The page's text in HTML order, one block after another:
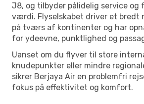
J8, og tilbyder pålidelig service og
værdi. Flyselskabet driver et
på tværs af kontinenter og har
for ydeevne, punktlighed og
Uanset om du flyver til store
knudepunkter eller mindre
sikrer Berjaya Air en problemfri
fokus på effektivitet og komfort.